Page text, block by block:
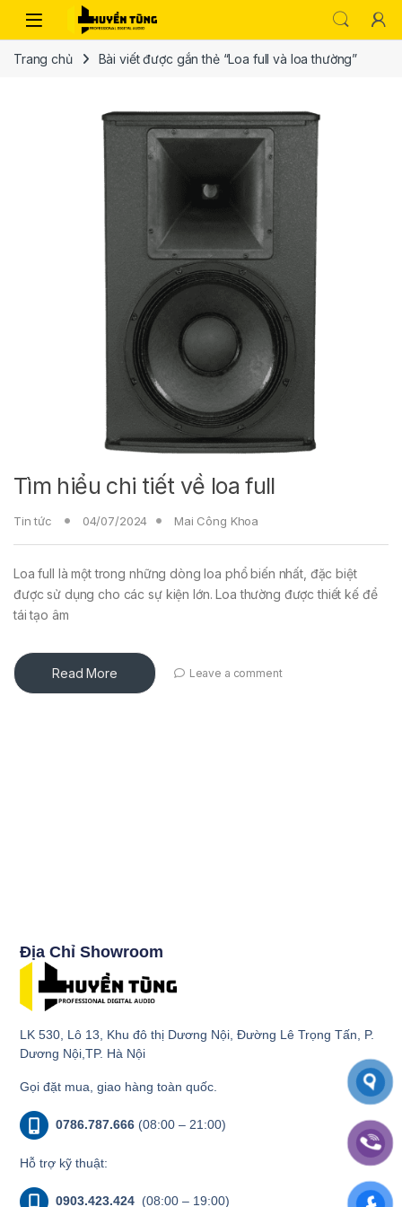
Trang chủ Bài viết được gắn thẻ “Loa full và loa thường”
Tìm hiểu chi tiết về loa full
Tin tức 04/07/2024 Mai Công Khoa
Loa full là một trong những dòng loa phổ biến nhất, đặc biệt
được sử dụng cho các sự kiện lớn. Loa thường được thiết kế để
tái tạo âm
Read More Leave a comment
Địa Chỉ Showroom
LK 530, Lô 13, Khu đô thị Dương Nội, Đường Lê Trọng Tấn, P.
Dương Nội,TP. Hà Nội
Gọi đặt mua, giao hàng toàn quốc.
0786.787.666 (08:00 – 21:00)
Hỗ trợ kỹ thuật:
0903.423.424 (08:00 – 19:00)